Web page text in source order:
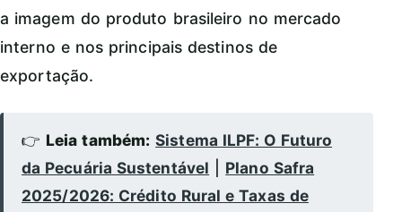
a imagem do produto brasileiro no mercado
interno e nos principais destinos de
exportação.
👉 Leia também: Sistema ILPF: O Futuro
da Pecuária Sustentável
Plano Safra
2025/2026: Crédito Rural e Taxas de